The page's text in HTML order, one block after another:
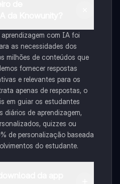
com IA foi
as necessidades dos
milhões de conteúdos que
fornecer respostas
e relevantes para os
apenas de respostas, o
em guiar os estudantes
diários de aprendizagem,
quizzes ou
de personalização baseada
do estudante.